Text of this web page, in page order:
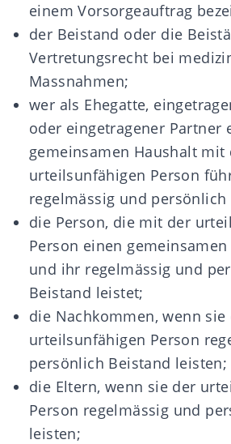
einem Vorsorgeauftrag
der Beistand oder die
Vertretungsrecht bei
Massnahmen;
wer als Ehegatte,
oder eingetragener Partner
gemeinsamen Haushalt mit
urteilsunfähigen Person
regelmässig und
die Person, die mit der
Person einen
und ihr regelmässig und
Beistand leistet;
die Nachkommen, wenn sie
urteilsunfähigen Person
persönlich Beistand leisten;
die Eltern, wenn sie der
Person regelmässig und
leisten;